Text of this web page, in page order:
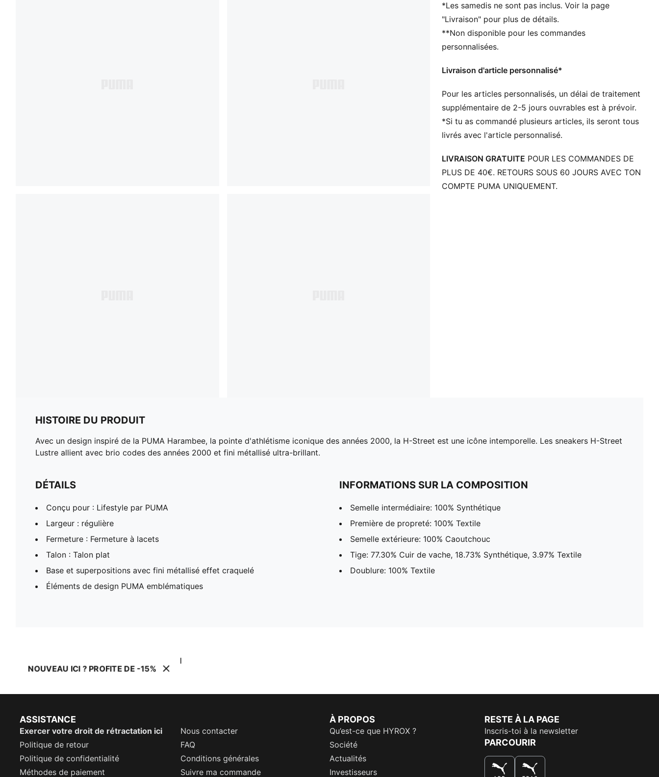
*Les samedis ne sont pas inclus. Voir la page
"Livraison" pour plus de détails.
**Non disponible pour les commandes
personnalisées.
Livraison d'article personnalisé*
Pour les articles personnalisés, un délai de traitement
supplémentaire de 2-5 jours ouvrables est à prévoir.
*Si tu as commandé plusieurs articles, ils seront tous
livrés avec l'article personnalisé.
LIVRAISON GRATUITE POUR LES COMMANDES DE
PLUS DE 40€. RETOURS SOUS 60 JOURS AVEC TON
COMPTE PUMA UNIQUEMENT.
HISTOIRE DU PRODUIT
Avec un design inspiré de la PUMA Harambee, la pointe d'athlétisme iconique des années 2000, la H-Street est une icône intemporelle. Les sneakers H-Street
Lustre allient avec brio codes des années 2000 et fini métallisé ultra-brillant.
DÉTAILS
Conçu pour : Lifestyle par PUMA
Largeur : régulière
Fermeture : Fermeture à lacets
Talon : Talon plat
Base et superpositions avec fini métallisé effet craquelé
Éléments de design PUMA emblématiques
INFORMATIONS SUR LA COMPOSITION
Semelle intermédiaire: 100% Synthétique
Première de propreté: 100% Textile
Semelle extérieure: 100% Caoutchouc
Tige: 77.30% Cuir de vache, 18.73% Synthétique, 3.97% Textile
Doublure: 100% Textile
NOUVEAU ICI ? PROFITE DE -15%
ASSISTANCE
Exercer votre droit de rétractation ici
Nous contacter
Politique de retour
FAQ
Politique de confidentialité
Conditions générales
Méthodes de paiement
Suivre ma commande
À PROPOS
Qu’est-ce que HYROX ?
Société
Actualités
Investisseurs
RESTE À LA PAGE
Inscris-toi à la newsletter
PARCOURIR